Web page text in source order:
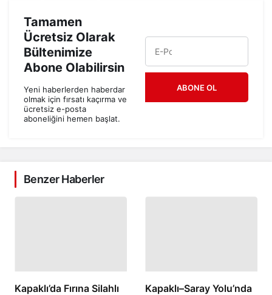
Tamamen
Ücretsiz Olarak
Bültenimize
Abone Olabilirsin
Yeni haberlerden haberdar
olmak için fırsatı kaçırma ve
ücretsiz e-posta
aboneliğini hemen başlat.
ABONE OL
Benzer Haberler
Kapaklı’da Fırına Silahlı
Kapaklı–Saray Yolu’nda